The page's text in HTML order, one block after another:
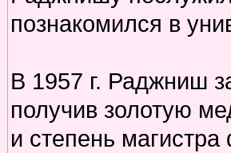
познакомился в
В 1957 г. Раджниш
получив золотую
и степень